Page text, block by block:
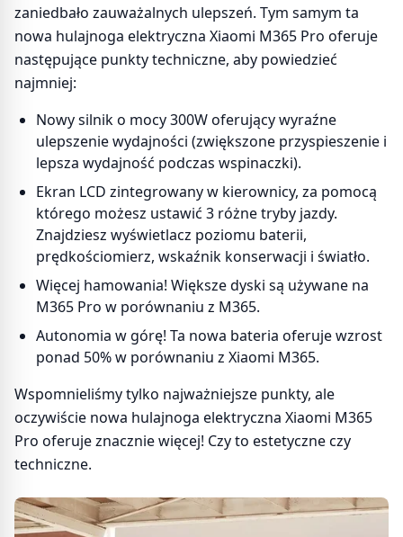
zaniedbało zauważalnych ulepszeń. Tym samym ta
nowa hulajnoga elektryczna Xiaomi M365 Pro oferuje
następujące punkty techniczne, aby powiedzieć
najmniej:
Nowy silnik o mocy 300W oferujący wyraźne
ulepszenie wydajności (zwiększone przyspieszenie i
lepsza wydajność podczas wspinaczki).
Ekran LCD zintegrowany w kierownicy, za pomocą
którego możesz ustawić 3 różne tryby jazdy.
Znajdziesz wyświetlacz poziomu baterii,
prędkościomierz, wskaźnik konserwacji i światło.
Więcej hamowania! Większe dyski są używane na
M365 Pro w porównaniu z M365.
Autonomia w górę! Ta nowa bateria oferuje wzrost
ponad 50% w porównaniu z Xiaomi M365.
Wspomnieliśmy tylko najważniejsze punkty, ale
oczywiście nowa hulajnoga elektryczna Xiaomi M365
Pro oferuje znacznie więcej! Czy to estetyczne czy
techniczne.